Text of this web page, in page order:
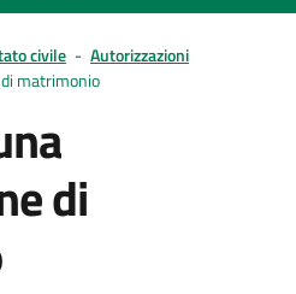
civile - Autorizzazioni
matrimonio
di